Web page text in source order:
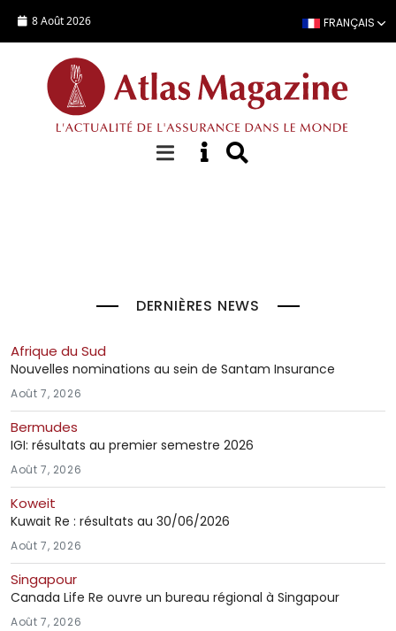
8 Août 2026 FRANÇAIS
À la Une
DERNIÈRES NEWS
Afrique du Sud
Nouvelles nominations au sein de Santam Insurance
Août 7, 2026
Bermudes
IGI: résultats au premier semestre 2026
Août 7, 2026
Koweit
Kuwait Re : résultats au 30/06/2026
Août 7, 2026
Singapour
Canada Life Re ouvre un bureau régional à Singapour
Août 7, 2026